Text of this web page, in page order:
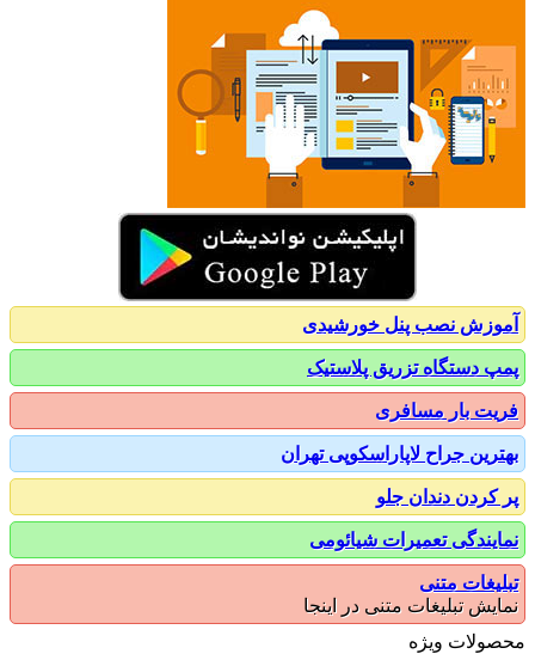
نصب پنل خورشیدی
دستگاه تزریق پلاستیک
بار مسافری
جراح لاپاراسکوپی تهران
دندان جلو
تعمیرات شیائومی
متنی
تبلیغات متنی در اینجا
ویژه